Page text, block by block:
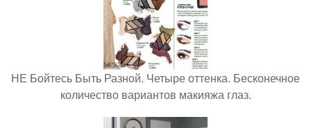
НЕ Бойтесь Быть Разной. Четыре оттенка. Бесконечное
количество вариантов макияжа глаз.